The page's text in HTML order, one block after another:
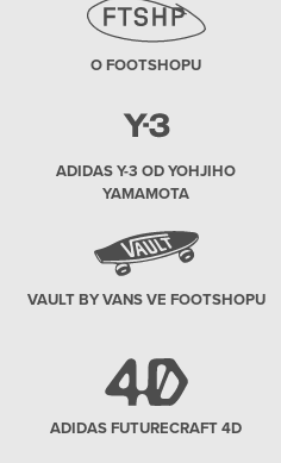
O FOOTSHOPU
ADIDAS Y-3 OD YOHJIHO
YAMAMOTA
VAULT BY VANS VE FOOTSHOPU
ADIDAS FUTURECRAFT 4D